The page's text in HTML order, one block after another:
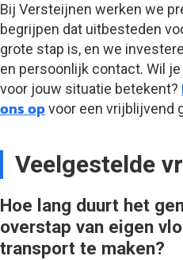
Bij Versteijnen werken we
begrijpen dat uitbesteden
grote stap is, en we
en persoonlijk contact. Wil
voor jouw situatie betekent?
ons opvoor een vrijblijvend
Veelgestelde
Hoe lang duurt het
overstap van eigen
transport te maken?